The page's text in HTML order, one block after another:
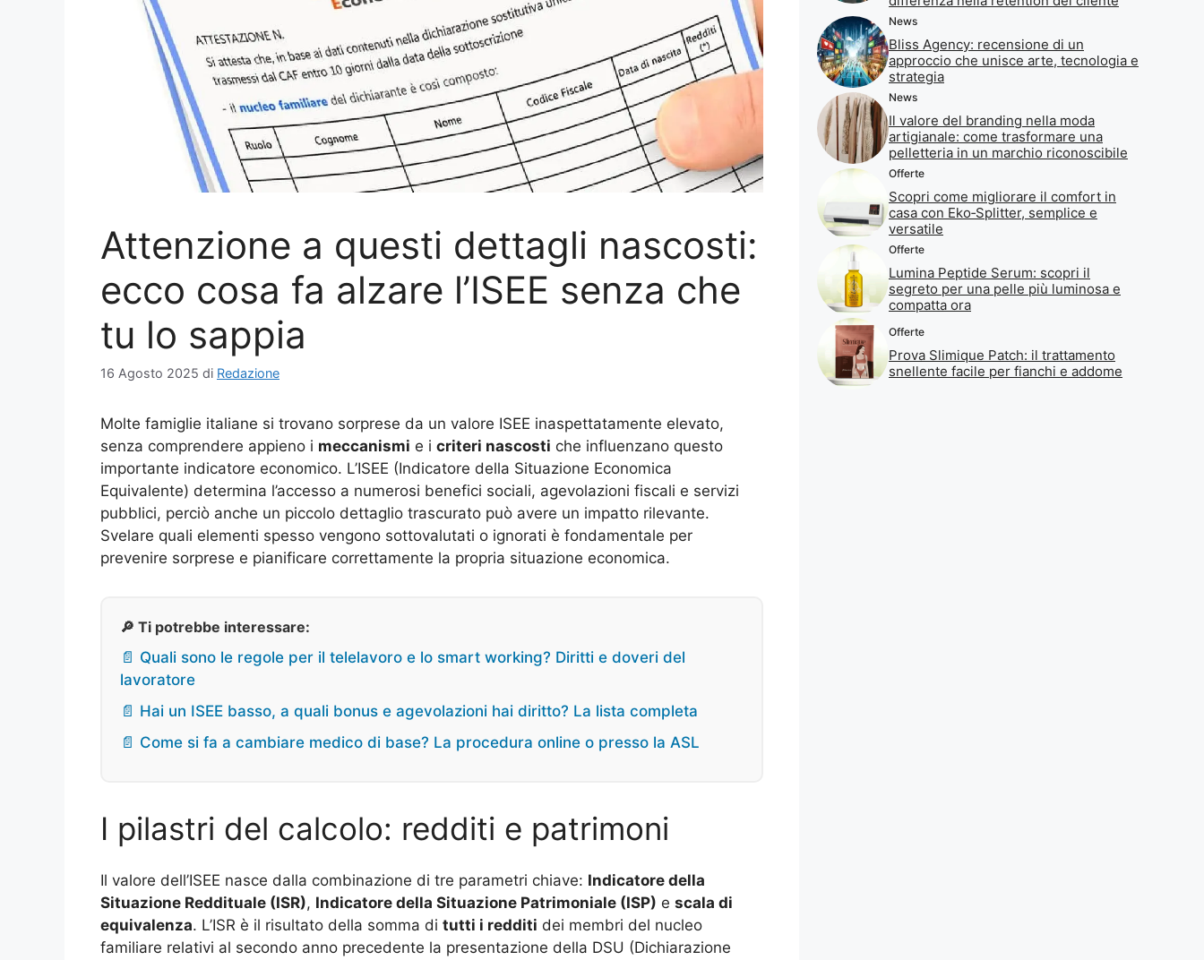
Attenzione a questi dettagli nascosti:
ecco cosa fa alzare l’ISEE senza che
tu lo sappia
16 Agosto 2025 di Redazione
Molte famiglie italiane si trovano sorprese da un valore ISEE inaspettatamente elevato,
senza comprendere appieno i meccanismi e i criteri nascosti che influenzano questo
importante indicatore economico. L’ISEE (Indicatore della Situazione Economica
Equivalente) determina l’accesso a numerosi benefici sociali, agevolazioni fiscali e servizi
pubblici, perciò anche un piccolo dettaglio trascurato può avere un impatto rilevante.
Svelare quali elementi spesso vengono sottovalutati o ignorati è fondamentale per
prevenire sorprese e pianificare correttamente la propria situazione economica.
🔎 Ti potrebbe interessare:
📄 Quali sono le regole per il telelavoro e lo smart working? Diritti e doveri del
lavoratore
📄 Hai un ISEE basso, a quali bonus e agevolazioni hai diritto? La lista completa
📄 Come si fa a cambiare medico di base? La procedura online o presso la ASL
I pilastri del calcolo: redditi e patrimoni
Il valore dell’ISEE nasce dalla combinazione di tre parametri chiave: Indicatore della
Situazione Reddituale (ISR), Indicatore della Situazione Patrimoniale (ISP) e scala di
equivalenza. L’ISR è il risultato della somma di tutti i redditi dei membri del nucleo
familiare relativi al secondo anno precedente la presentazione della DSU (Dichiarazione
News
Bliss Agency: recensione di un
approccio che unisce arte, tecnologia e
strategia
News
Il valore del branding nella moda
artigianale: come trasformare una
pelletteria in un marchio riconoscibile
Offerte
Scopri come migliorare il comfort in
casa con Eko‑Splitter, semplice e
versatile
Offerte
Lumina Peptide Serum: scopri il
segreto per una pelle più luminosa e
compatta ora
Offerte
Prova Slimique Patch: il trattamento
snellente facile per fianchi e addome